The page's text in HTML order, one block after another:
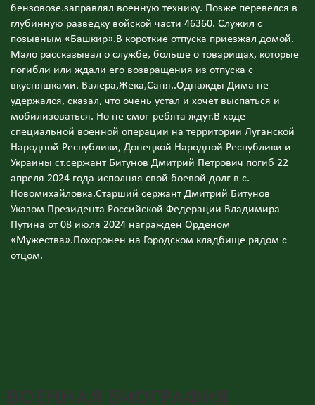
бензовозе.заправлял военную технику. Позже перевелся в
глубинную разведку войской части 46360. Служил с
позывным «Башкир».В короткие отпуска приезжал домой.
Мало рассказывал о службе, больше о товарищах, которые
погибли или ждали его возвращения из отпуска с
вкусняшками. Валера,Жека,Саня..Однажды Дима не
удержался, сказал, что очень устал и хочет выспаться и
мобилизоваться. Но не смог-ребята ждут.В ходе
специальной военной операции на территории Луганской
Народной Республики, Донецкой Народной Республики и
Украины ст.сержант Битунов Дмитрий Петрович погиб 22
апреля 2024 года исполняя свой боевой долг в с.
Новомихайловка.Старший сержант Дмитрий Битунов
Указом Президента Российской Федерации Владимира
Путина от 08 июля 2024 награжден Орденом
«Мужества».Похоронен на Городском кладбище рядом с
отцом.
ВОЕННАЯ БИОГРАФИЯ